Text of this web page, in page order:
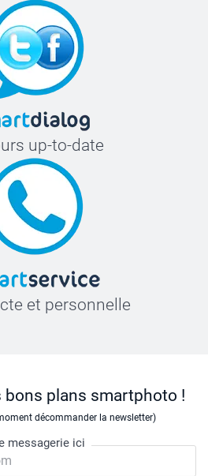
up-to-date
et personnelle
bons plans smartphoto !
décommander la newsletter)
messagerie ici